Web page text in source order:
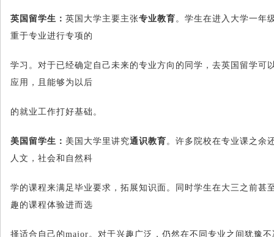
英国留学生： 英国大学主要主张专业教育。学生在进入大学一年
重于专业进行专项的
学习。对于已经确定自己未来的专业方向的同学，去英国留学可
应用，且能够为以后
的就业工作打好基础。
美国留学生： 美国大学里讲究通识教育。许多院校在专业课之余
人文，社会和自然科
学的课程来满足毕业要求，拓展知识面。同时学生在大三之前甚
趣的课程体验进而选
择适合自己的major。对于兴趣广泛，仍然在不同专业之间犹豫